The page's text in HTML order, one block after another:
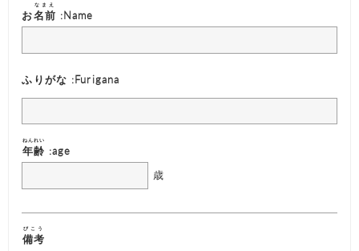
お名前
なまえ
:Name
ふりがな :Furigana
年齢
ねんれい
:age
歳
備考
びこう